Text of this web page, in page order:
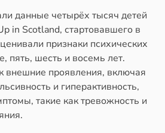
данные четырёх тысяч детей
in Scotland, стартовавшего в
признаки психических
пять, шесть и восемь лет.
внешние проявления, включая
и гиперактивность,
такие как тревожность и